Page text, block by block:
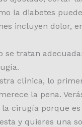
la diabetes
incluyen dolor,
se tratan
clínica, lo
la pena.
cirugía porque
y quieres una